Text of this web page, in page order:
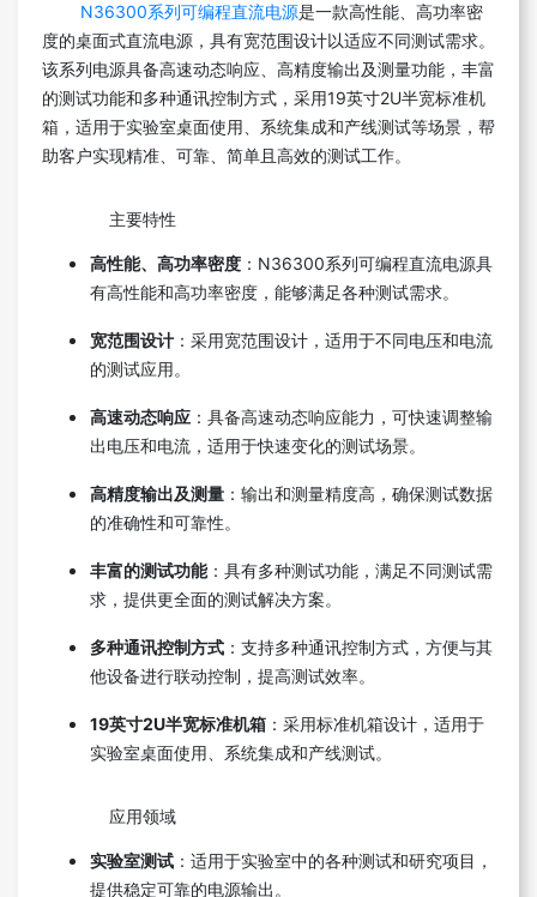
N36300系列可编程直流电源是一款高性能、高功率密
度的桌面式直流电源，具有宽范围设计以适应不同测试需求。
该系列电源具备高速动态响应、高精度输出及测量功能，丰富
的测试功能和多种通讯控制方式，采用19英寸2U半宽标准机
箱，适用于实验室桌面使用、系统集成和产线测试等场景，帮
助客户实现精准、可靠、简单且高效的测试工作。
主要特性
高性能、高功率密度 ：N36300系列可编程直流电源具
有高性能和高功率密度，能够满足各种测试需求。
宽范围设计 ：采用宽范围设计，适用于不同电压和电流
的测试应用。
高速动态响应 ：具备高速动态响应能力，可快速调整输
出电压和电流，适用于快速变化的测试场景。
高精度输出及测量 ：输出和测量精度高，确保测试数据
的准确性和可靠性。
丰富的测试功能：具有多种测试功能，满足不同测试需
求，提供更全面的测试解决方案。
多种通讯控制方式 ：支持多种通讯控制方式，方便与其
他设备进行联动控制，提高测试效率。
19英寸2U半宽标准机箱 ：采用标准机箱设计，适用于
实验室桌面使用、系统集成和产线测试。
应用领域
实验室测试 ：适用于实验室中的各种测试和研究项目，
提供稳定可靠的电源输出。